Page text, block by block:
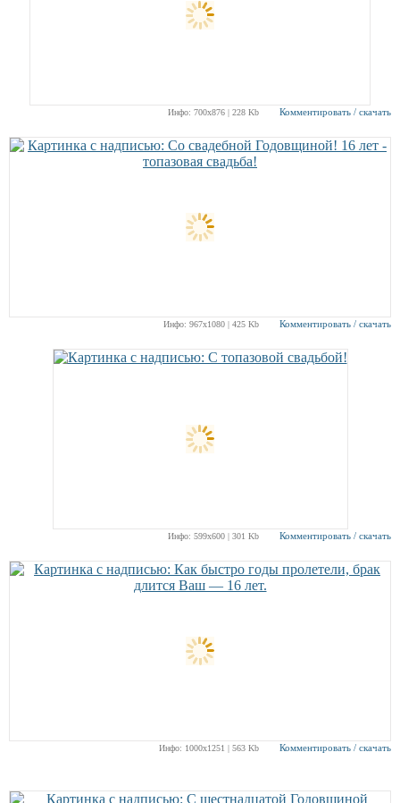
Инфо: 700х876 | 228 Kb Комментировать / скачать
Инфо: 967х1080 | 425 Kb Комментировать / скачать
Инфо: 599х600 | 301 Kb Комментировать / скачать
Инфо: 1000х1251 | 563 Kb Комментировать / скачать